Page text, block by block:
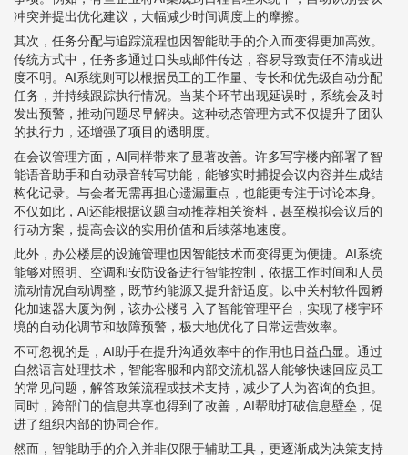
冲突并提出优化建议，大幅减少时间调度上的摩擦。
其次，任务分配与追踪流程也因智能助手的介入而变得更加高效。
传统方式中，任务多通过口头或邮件传达，容易导致责任不清或进
度不明。AI系统则可以根据员工的工作量、专长和优先级自动分配
任务，并持续跟踪执行情况。当某个环节出现延误时，系统会及时
发出预警，推动问题尽早解决。这种动态管理方式不仅提升了团队
的执行力，还增强了项目的透明度。
在会议管理方面，AI同样带来了显著改善。许多写字楼内部署了智
能语音助手和自动录音转写功能，能够实时捕捉会议内容并生成结
构化记录。与会者无需再担心遗漏重点，也能更专注于讨论本身。
不仅如此，AI还能根据议题自动推荐相关资料，甚至模拟会议后的
行动方案，提高会议的实用价值和后续落地速度。
此外，办公楼层的设施管理也因智能技术而变得更为便捷。AI系统
能够对照明、空调和安防设备进行智能控制，依据工作时间和人员
流动情况自动调整，既节约能源又提升舒适度。以中关村软件园孵
化加速器大厦为例，该办公楼引入了智能管理平台，实现了楼宇环
境的自动化调节和故障预警，极大地优化了日常运营效率。
不可忽视的是，AI助手在提升沟通效率中的作用也日益凸显。通过
自然语言处理技术，智能客服和内部交流机器人能够快速回应员工
的常见问题，解答政策流程或技术支持，减少了人为咨询的负担。
同时，跨部门的信息共享也得到了改善，AI帮助打破信息壁垒，促
进了组织内部的协同合作。
然而，智能助手的介入并非仅限于辅助工具，更逐渐成为决策支持